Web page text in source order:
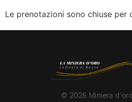
Le prenotazioni sono chiuse per
© 2026 Miniera